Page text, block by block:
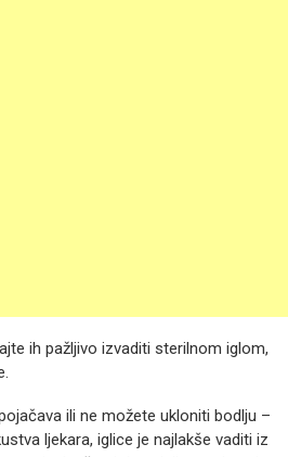
ih pažljivo izvaditi sterilnom iglom,
ili ne možete ukloniti bodlju –
ljekara, iglice je najlakše vaditi iz